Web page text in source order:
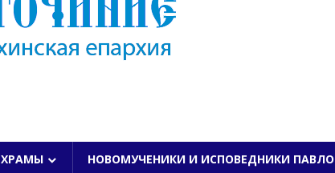
ХРАМЫ НОВОМУЧЕНИКИ И ИСПОВЕДНИКИ